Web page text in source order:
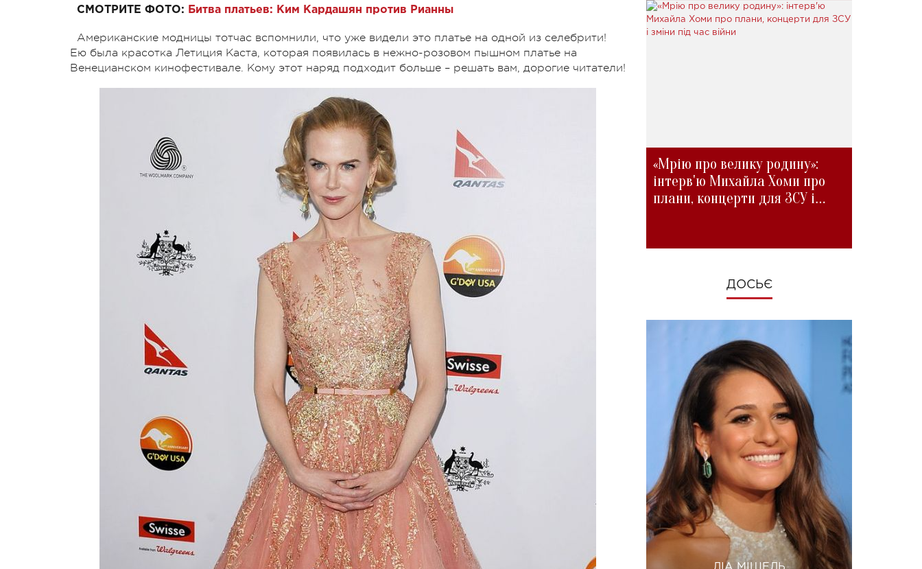
СМОТРИТЕ ФОТО: Битва платьев: Ким Кардашян против Рианны
Американские модницы тотчас вспомнили, что уже видели это платье на одной из селебрити!
Ею была красотка Летиция Каста, которая появилась в нежно-розовом пышном платье на
Венецианском кинофестивале. Кому этот наряд подходит больше – решать вам, дорогие читатели!
«Мрію про велику родину»:
інтерв'ю Михайла Хоми про
плани, концерти для ЗСУ і
ДОСЬЄ